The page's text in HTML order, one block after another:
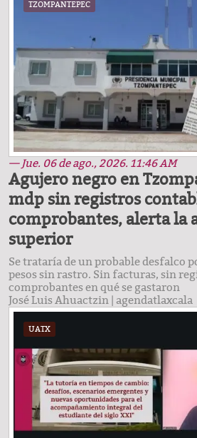
TZOMPANTEPEC
— Jue. 06 de ago., 2026. 11:46 AM
Agujero negro en
mdp sin registros
comprobantes, alerta la
superior
Se trataría de un probable desfalco
pesos sin rastro. Sin facturas, sin
comprobantes en qué se gastaron
José Luis Ahuactzin
agendatlaxcala
UATX